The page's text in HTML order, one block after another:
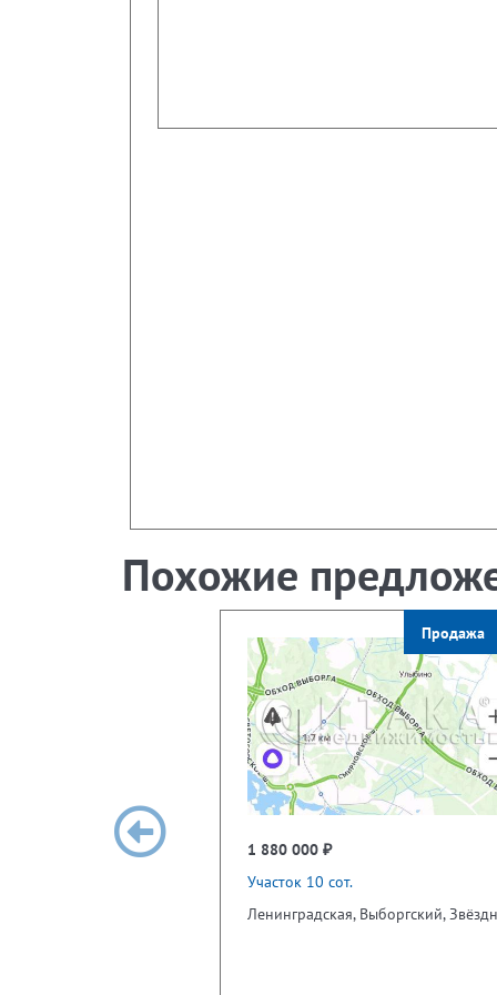
Похожие
Продажа
1 880 000 ₽
Участок 10 сот.
Ленинградская, Выборгский,